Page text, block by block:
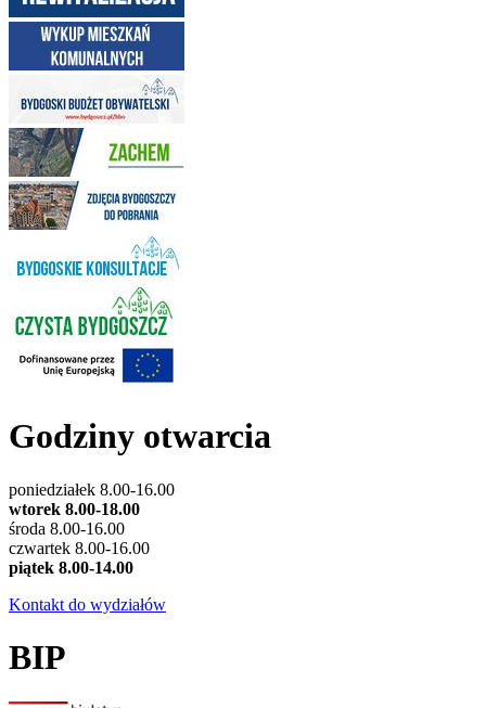
Godziny otwarcia
poniedziałek 8.00-16.00
wtorek 8.00-18.00
środa 8.00-16.00
czwartek 8.00-16.00
piątek 8.00-14.00
Kontakt do wydziałów
BIP